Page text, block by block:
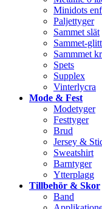
Minidots
Paljettyger
Sammet slät
Sammet-
Sammmet
Spets
Supplex
Vinterlycra
Mode & Fest
Modetyger
Festtyger
Brud
Jersey &
Sweatshirt
Barntyger
Ytterplagg
Tillbehör & Skor
Band